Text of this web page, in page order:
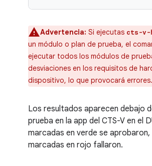
Advertencia: Si ejecutas cts-v-
un módulo o plan de prueba, el
ejecutar todos los módulos de
desviaciones en los requisitos de
dispositivo, lo que provocará errores.
Los resultados aparecen debajo
prueba en la app del CTS-V en el
marcadas en verde se aprobaron,
marcadas en rojo fallaron.